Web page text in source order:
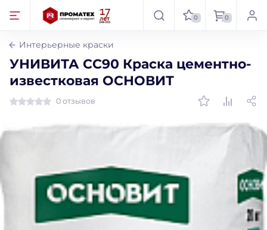
0 0
Интерьерные краски
УНИВИТА CC90 Краска цементно-
известковая ОСНОВИТ
0 отзывов